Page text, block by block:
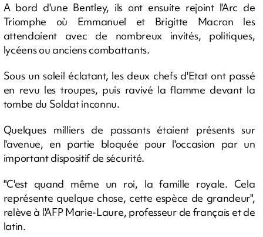
A bord d'une Bentley, ils ont ensuite rejoint l'Arc de
Triomphe où Emmanuel et Brigitte Macron les
attendaient avec de nombreux invités, politiques,
lycéens ou anciens combattants.
Sous un soleil éclatant, les deux chefs d'Etat ont passé
en revu les troupes, puis ravivé la flamme devant la
tombe du Soldat inconnu.
Quelques milliers de passants étaient présents sur
l'avenue, en partie bloquée pour l'occasion par un
important dispositif de sécurité.
"C'est quand même un roi, la famille royale. Cela
représente quelque chose, cette espèce de grandeur",
relève à l'AFP Marie-Laure, professeur de français et de
latin.